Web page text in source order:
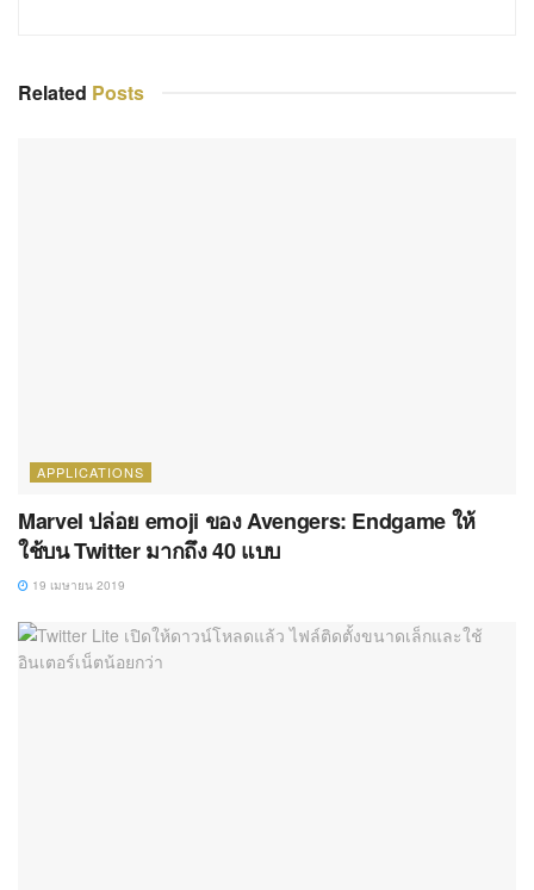
Related Posts
APPLICATIONS
Marvel ปล่อย emoji ของ Avengers: Endgame ให้
ใช้บน Twitter มากถึง 40 แบบ
19 เมษายน 2019